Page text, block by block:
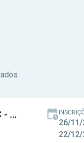
Prefeitura de Angelina-SC - Prefeitura Municipal de Angelina-SC
26/11/
22/12/